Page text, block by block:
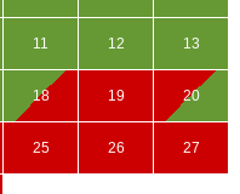
11 12 13
18 19 20
25 26 27